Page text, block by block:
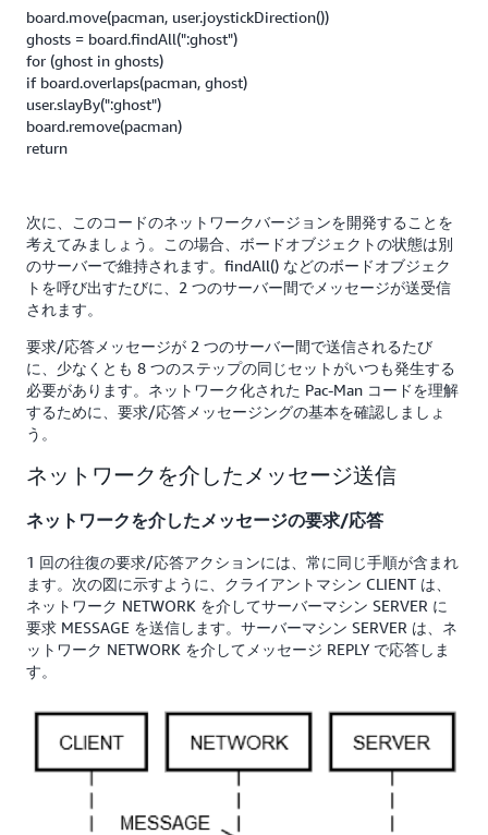
board.move(pacman, user.joystickDirection())
ghosts = board.findAll(":ghost")
for (ghost in ghosts)
if board.overlaps(pacman, ghost)
user.slayBy(":ghost")
board.remove(pacman)
return
次に、このコードのネットワークバージョンを開発することを
考えてみましょう。この場合、ボードオブジェクトの状態は別
のサーバーで維持されます。findAll() などのボードオブジェク
トを呼び出すたびに、2 つのサーバー間でメッセージが送受信
されます。
要求/応答メッセージが 2 つのサーバー間で送信されるたび
に、少なくとも 8 つのステップの同じセットがいつも発生する
必要があります。ネットワーク化された Pac-Man コードを理解
するために、要求/応答メッセージングの基本を確認しましょ
う。
ネットワークを介したメッセージ送信
ネットワークを介したメッセージの要求/応答
1 回の往復の要求/応答アクションには、常に同じ手順が含まれ
ます。次の図に示すように、クライアントマシン CLIENT は、
ネットワーク NETWORK を介してサーバーマシン SERVER に
要求 MESSAGE を送信します。サーバーマシン SERVER は、ネ
ットワーク NETWORK を介してメッセージ REPLY で応答しま
す。